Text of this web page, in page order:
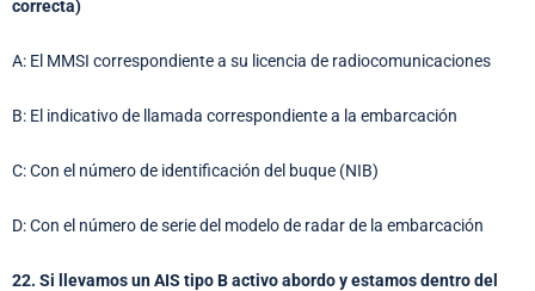
correcta)
A: El MMSI correspondiente a su licencia de radiocomunicaciones
B: El indicativo de llamada correspondiente a la embarcación
C: Con el número de identificación del buque (NIB)
D: Con el número de serie del modelo de radar de la embarcación
22. Si llevamos un AIS tipo B activo abordo y estamos dentro del